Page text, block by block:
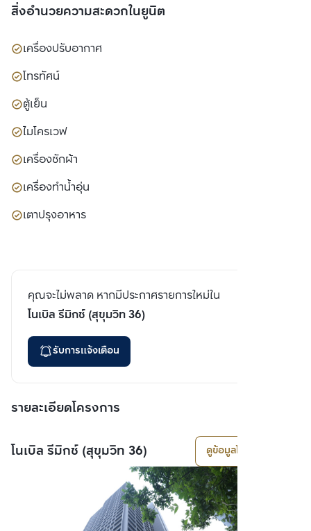
สิ่งอำนวยความสะดวกในยูนิต
เครื่องปรับอากาศ
โทรทัศน์
ตู้เย็น
ไมโครเวฟ
เครื่องซักผ้า
เครื่องทำน้ำอุ่น
เตาปรุงอาหาร
คุณจะไม่พลาด หากมีประกาศรายการใหม่ใน
โนเบิล รีมิกซ์ (สุขุมวิท 36)
รับการแจ้งเตือน
รายละเอียดโครงการ
โนเบิล รีมิกซ์ (สุขุมวิท 36) ดูข้อมูลโครงการ